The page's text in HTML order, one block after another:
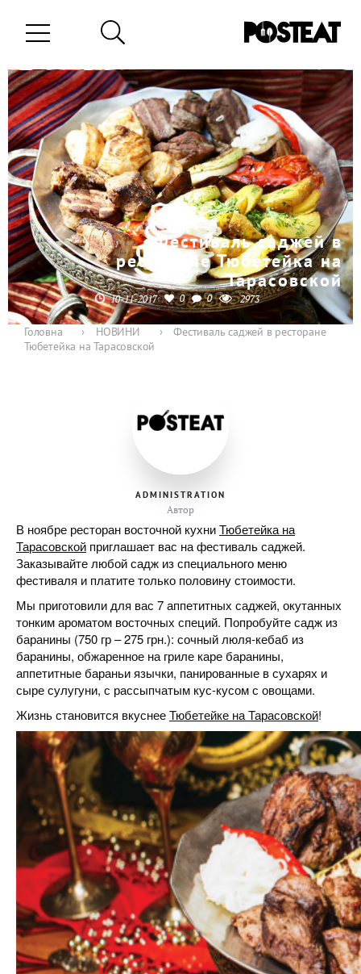
Фестиваль саджей в
ресторане Тюбетейка на
Тарасовской
10-11-2017 0 0 2973
Головна › НОВИНИ ›
Фестиваль саджей в ресторане
Тюбетейка на Тарасовской
ADMINISTRATION
Автор
В ноябре ресторан восточной кухниТюбетейка на
Тарасовской приглашает вас на фестиваль саджей.
Заказывайте любой садж из специального меню
фестиваля и платите только половину стоимости.
Мы приготовили для вас 7 аппетитных саджей, окутанных
тонким ароматом восточных специй. Попробуйте садж из
баранины (750 гр – 275 грн.): сочный люля-кебаб из
баранины, обжаренное на гриле каре баранины,
аппетитные бараньи язычки, панированные в сухарях и
сыре сулугуни, с рассыпчатым кус-кусом с овощами.
Жизнь становится вкуснееТюбетейке на Тарасовской!